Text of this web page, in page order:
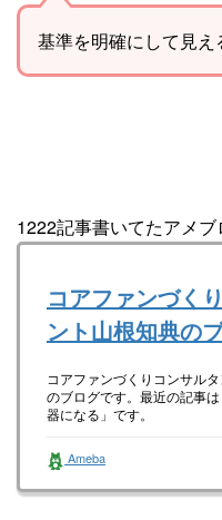
基準を明確にして見え
1222記事書いてたアメブ
コアファンづく
ント山根知典の
コアファンづくりコンサル
のブログです。最近の記事
器になる」です。
Ameba